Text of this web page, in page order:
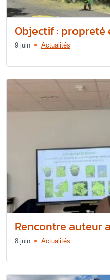
Objectif : propreté
9 juin Actualités
Rencontre auteur
8 juin Actualités